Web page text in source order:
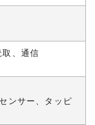
、通信
ンサー、タッピ